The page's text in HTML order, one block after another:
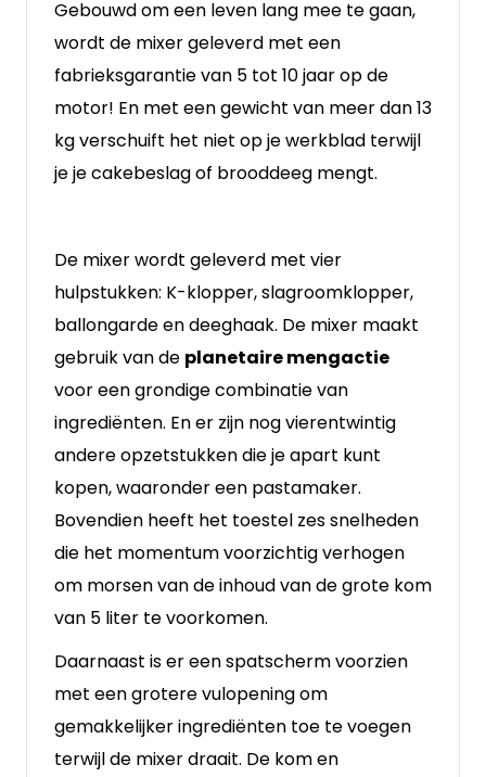
Gebouwd om een ​​leven lang mee te gaan,
wordt de mixer geleverd met een
fabrieksgarantie van 5 tot 10 jaar op de
motor! En met een gewicht van meer dan 13
kg verschuift het niet op je werkblad terwijl
je je cakebeslag of brooddeeg mengt.
De mixer wordt geleverd met vier
hulpstukken: K-klopper, slagroomklopper,
ballongarde en deeghaak. De mixer maakt
gebruik van de planetaire mengactie
voor een grondige combinatie van
ingrediënten. En er zijn nog vierentwintig
andere opzetstukken die je apart kunt
kopen, waaronder een pastamaker.
Bovendien heeft het toestel zes snelheden
die het momentum voorzichtig verhogen
om morsen van de inhoud van de grote kom
van 5 liter te voorkomen.
Daarnaast is er een spatscherm voorzien
met een grotere vulopening om
gemakkelijker ingrediënten toe te voegen
terwijl de mixer draait. De kom en